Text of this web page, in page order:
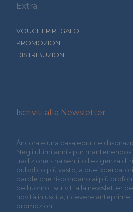
Extra
VOUCHER REGALO
PROMOZIONI
DISTRIBUZIONE
Iscriviti alla Newsletter
Àncora è una casa editrice
Negli ultimi anni - pur
tradizione - ha sentito l'esigenza di
pubblico più vasto, a quei
parole che rispondano ai più
dell'uomo. Iscriviti alla newsletter
novità in uscita, ricevere
promozioni.